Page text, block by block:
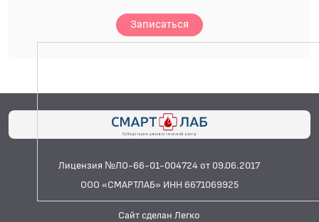
Записаться
Лицензия №ЛО-66-01-004724 от 09.06.2017
ООО «СМАРТЛАБ» ИНН 6671069925
Сайт сделан Легко